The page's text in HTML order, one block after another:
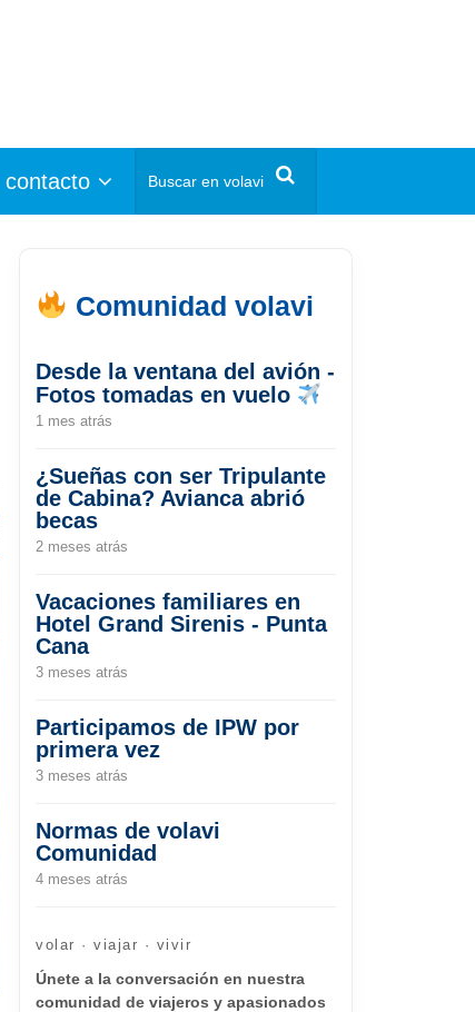
contacto
Comunidad volavi
Desde la ventana del avión -
Fotos tomadas en vuelo
1 mes atrás
¿Sueñas con ser Tripulante
de Cabina? Avianca abrió
becas
2 meses atrás
Vacaciones familiares en
Hotel Grand Sirenis - Punta
Cana
3 meses atrás
Participamos de IPW por
primera vez
3 meses atrás
Normas de volavi
Comunidad
4 meses atrás
volar · viajar · vivir
Únete a la conversación en nuestra
comunidad de viajeros y apasionados